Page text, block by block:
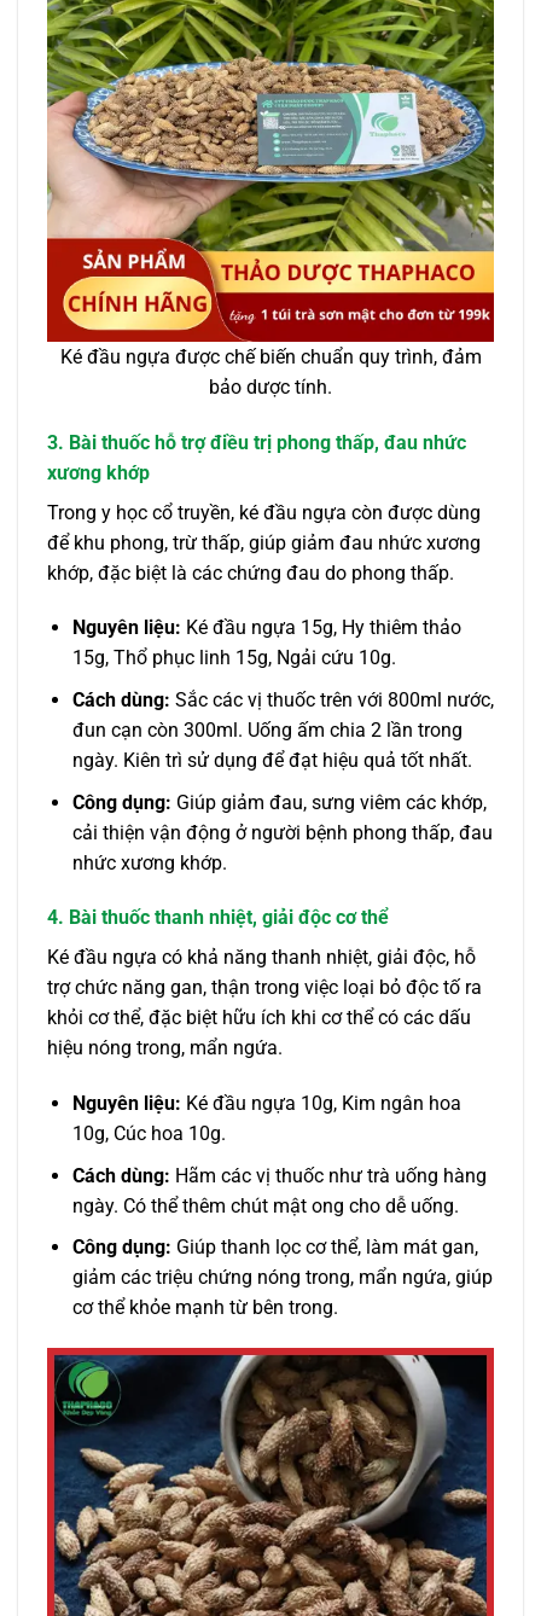
Ké đầu ngựa được chế biến chuẩn quy trình, đảm
bảo dược tính.
3. Bài thuốc hỗ trợ điều trị phong thấp, đau nhức
xương khớp
Trong y học cổ truyền, ké đầu ngựa còn được dùng
để khu phong, trừ thấp, giúp giảm đau nhức xương
khớp, đặc biệt là các chứng đau do phong thấp.
Nguyên liệu: Ké đầu ngựa 15g, Hy thiêm thảo
15g, Thổ phục linh 15g, Ngải cứu 10g.
Cách dùng: Sắc các vị thuốc trên với 800ml nước,
đun cạn còn 300ml. Uống ấm chia 2 lần trong
ngày. Kiên trì sử dụng để đạt hiệu quả tốt nhất.
Công dụng: Giúp giảm đau, sưng viêm các khớp,
cải thiện vận động ở người bệnh phong thấp, đau
nhức xương khớp.
4. Bài thuốc thanh nhiệt, giải độc cơ thể
Ké đầu ngựa có khả năng thanh nhiệt, giải độc, hỗ
trợ chức năng gan, thận trong việc loại bỏ độc tố ra
khỏi cơ thể, đặc biệt hữu ích khi cơ thể có các dấu
hiệu nóng trong, mẩn ngứa.
Nguyên liệu: Ké đầu ngựa 10g, Kim ngân hoa
10g, Cúc hoa 10g.
Cách dùng: Hãm các vị thuốc như trà uống hàng
ngày. Có thể thêm chút mật ong cho dễ uống.
Công dụng: Giúp thanh lọc cơ thể, làm mát gan,
giảm các triệu chứng nóng trong, mẩn ngứa, giúp
cơ thể khỏe mạnh từ bên trong.